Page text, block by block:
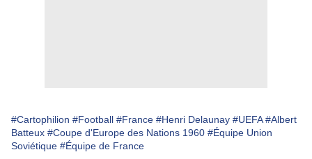
#Cartophilion #Football #France #Henri Delaunay #UEFA #Albert
Batteux #Coupe d'Europe des Nations 1960 #Équipe Union
Soviétique #Équipe de France